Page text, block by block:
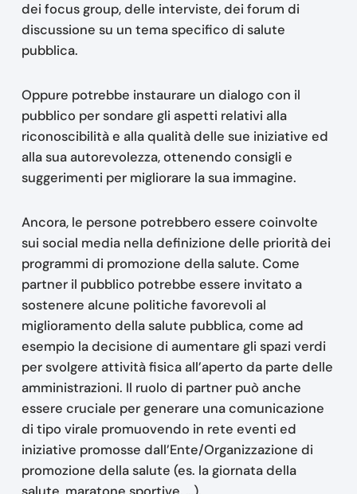
dei focus group, delle interviste, dei forum di
discussione su un tema specifico di salute
pubblica.
Oppure potrebbe instaurare un dialogo con il
pubblico per sondare gli aspetti relativi alla
riconoscibilità e alla qualità delle sue iniziative ed
alla sua autorevolezza, ottenendo consigli e
suggerimenti per migliorare la sua immagine.
Ancora, le persone potrebbero essere coinvolte
sui social media nella definizione delle priorità dei
programmi di promozione della salute. Come
partner il pubblico potrebbe essere invitato a
sostenere alcune politiche favorevoli al
miglioramento della salute pubblica, come ad
esempio la decisione di aumentare gli spazi verdi
per svolgere attività fisica all’aperto da parte delle
amministrazioni. Il ruolo di partner può anche
essere cruciale per generare una comunicazione
di tipo virale promuovendo in rete eventi ed
iniziative promosse dall’Ente/Organizzazione di
promozione della salute (es. la giornata della